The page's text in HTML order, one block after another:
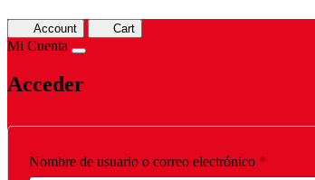
Account Cart
Mi Cuenta
Acceder
Nombre de usuario o correo electrónico *